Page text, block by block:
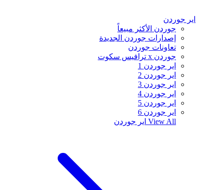
اير جوردن
جوردن الأكثر مبيعاً
إصدارات جوردن الجديدة
تعاونات جوردن
جوردن x ترافيس سكوت
اير جوردن 1
اير جوردن 2
اير جوردن 3
اير جوردن 4
اير جوردن 5
اير جوردن 6
View All اير جوردن